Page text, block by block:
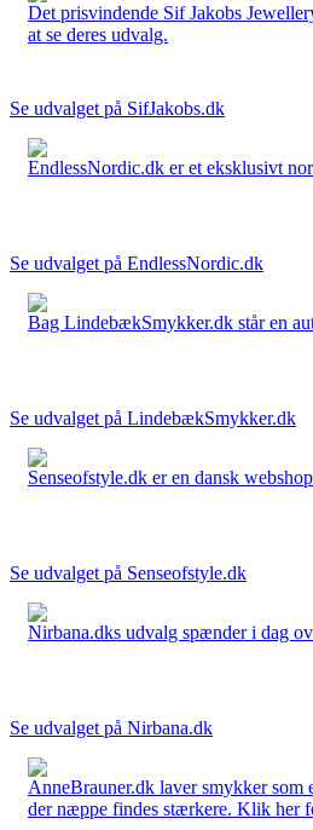
Det prisvindende Sif Jakobs
at se deres udvalg.
Se udvalget på SifJakobs.dk
EndlessNordic.dk er et eksklusivt
Se udvalget på EndlessNordic.dk
Bag LindebækSmykker.dk står en
Se udvalget på LindebækSmykker.dk
Senseofstyle.dk er en dansk
Se udvalget på Senseofstyle.dk
Nirbana.dks udvalg spænder i dag
Se udvalget på Nirbana.dk
AnneBrauner.dk laver smykker som
der næppe findes stærkere. Klik her